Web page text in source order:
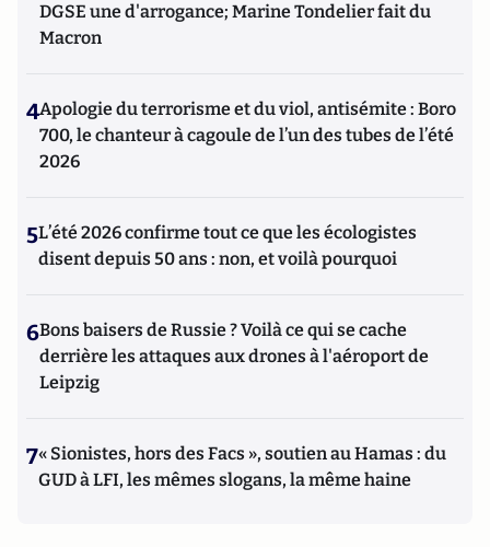
DGSE une d'arrogance; Marine Tondelier fait du
Macron
4Apologie du terrorisme et du viol, antisémite : Boro
700, le chanteur à cagoule de l’un des tubes de l’été
2026
5L’été 2026 confirme tout ce que les écologistes
disent depuis 50 ans : non, et voilà pourquoi
6Bons baisers de Russie ? Voilà ce qui se cache
derrière les attaques aux drones à l'aéroport de
Leipzig
7« Sionistes, hors des Facs », soutien au Hamas : du
GUD à LFI, les mêmes slogans, la même haine